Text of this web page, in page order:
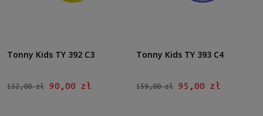
Tonny Kids TY 392 C3
152,00 zł 90,00 zł
Tonny Kids TY 393 C4
159,00 zł 95,00 zł